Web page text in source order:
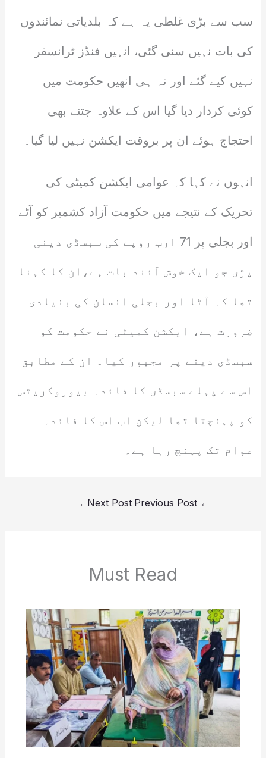
سب سے بڑی غلطی یہ ہے کہ بلدیاتی نمائندوں
کی بات نہیں سنی گئی، انہیں فنڈز ٹرانسفر
نہیں کیے گئے اور نہ ہی انھیں حکومت میں
کوئی کردار دیا گیا اس کے علاوہ جتنے بھی
احتجاج ہوئے ان پر بروقت ایکشن نہیں لیا گیا۔
انہوں نے کہا کہ عوامی ایکشن کمیٹی کی
تحریک کے نتیجے میں حکومت آزاد کشمیر کو آٹے
اور بجلی پر 71 ارب روپے کی سبسڈی دینی
پڑی جو ایک خوش آئند بات ہے،ان کا کہنا
تھا کہ آٹا اور بجلی انسان کی بنیادی
ضرورت ہے، ایکشن کمیٹی نے حکومت کو
سبسڈی دینے پر مجبور کیا۔ ان کے مطابق
اس سے پہلے سبسڈی کا فائدہ بیوروکریٹس
کو پہنچتا تھا لیکن اب اس کا فائدہ
عوام تک پہنچ رہا ہے۔
←
Next Post
→
Must Read